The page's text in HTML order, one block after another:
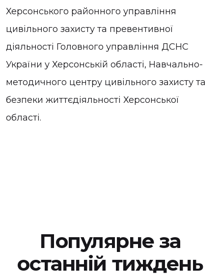
Херсонського районного управління
цивільного захисту та превентивної
діяльності Головного управління ДСНС
України у Херсонській області, Навчально-
методичного центру цивільного захисту та
безпеки життєдіяльності Херсонської
області.
Популярне за
останній тиждень